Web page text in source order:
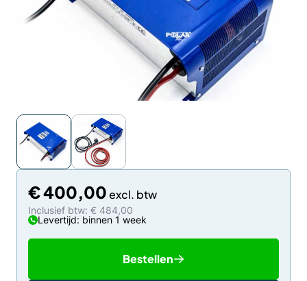
€400,00
Inclusief btw: € 484,00
Levertijd: binnen 1 week
Bestellen